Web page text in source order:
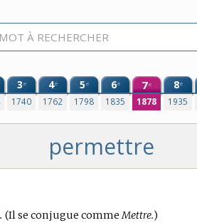
3e
1740
4e
1762
5e
1798
6e
1835
7e
1878
8e
1935
permettre
Conjugaison
(Il se conjugue commeMettre.)